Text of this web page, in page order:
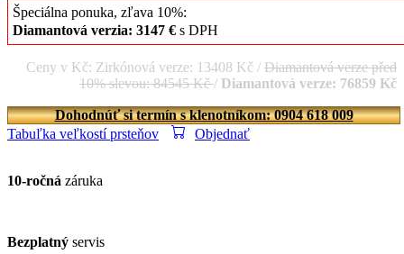
Špeciálna ponuka, zľava 10%:
Diamantová verzia: 3147 € s DPH
Ceny v Kč: Zirkónová verze: 13408 Kč / Diamantová verze před
10% slevou: 84545 Kč/ Diamantová verze: 76859 Kč
Dohodnúť si termín s klenotníkom: 0904 618 009
Tabuľka veľkostí prsteňov
Objednať
10-ročná záruka
Bezplatný servis